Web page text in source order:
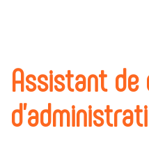
Assistant